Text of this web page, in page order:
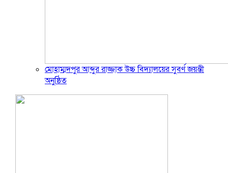
মোহাম্মদপুর আব্দুর রাজ্জাক উচ্চ বিদ্যালয়ের সুবর্ণ জয়ন্তী
অনুষ্ঠিত